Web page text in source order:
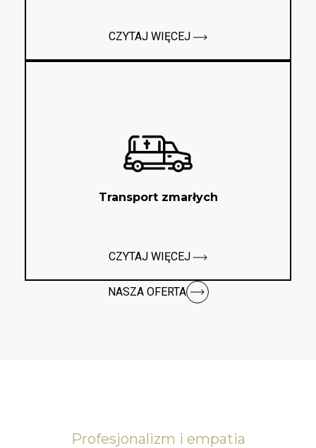
CZYTAJ WIĘCEJ
Transport zmarłych
CZYTAJ WIĘCEJ
NASZA OFERTA
Profesjonalizm i empatia